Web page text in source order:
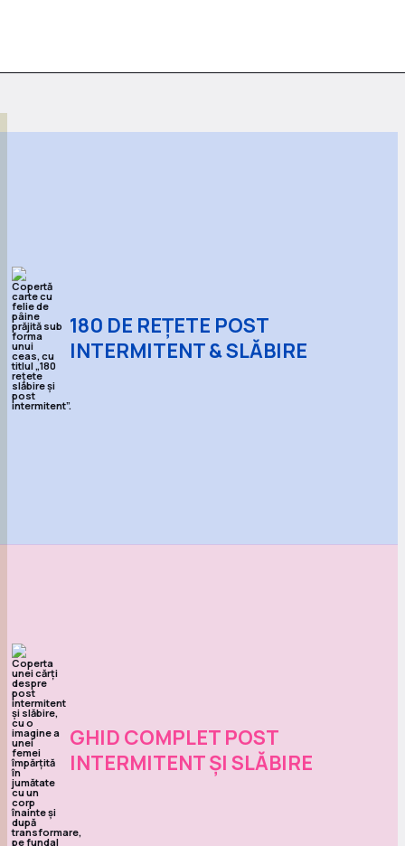
180 DE REȚETE POST
INTERMITENT & SLĂBIRE
GHID COMPLET POST
INTERMITENT ȘI SLĂBIRE